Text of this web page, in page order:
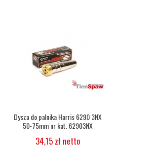
Wąż tlenowy fi 6,3
5,07 zł netto
6,24 zł z VAT